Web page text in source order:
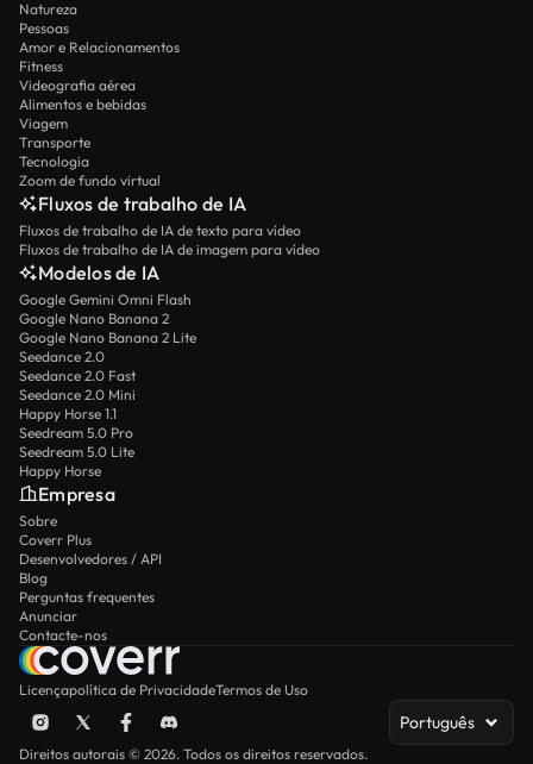
Natureza
Pessoas
Amor e Relacionamentos
Fitness
Videografia aérea
Alimentos e bebidas
Viagem
Transporte
Tecnologia
Zoom de fundo virtual
Fluxos de trabalho de IA
Fluxos de trabalho de IA de texto para vídeo
Fluxos de trabalho de IA de imagem para vídeo
Modelos de IA
Google Gemini Omni Flash
Google Nano Banana 2
Google Nano Banana 2 Lite
Seedance 2.0
Seedance 2.0 Fast
Seedance 2.0 Mini
Happy Horse 1.1
Seedream 5.0 Pro
Seedream 5.0 Lite
Happy Horse
Empresa
Sobre
Coverr Plus
Desenvolvedores / API
Blog
Perguntas frequentes
Anunciar
Contacte-nos
Licençapolítica de PrivacidadeTermos de Uso
Português
Direitos autorais © 2026. Todos os direitos reservados.